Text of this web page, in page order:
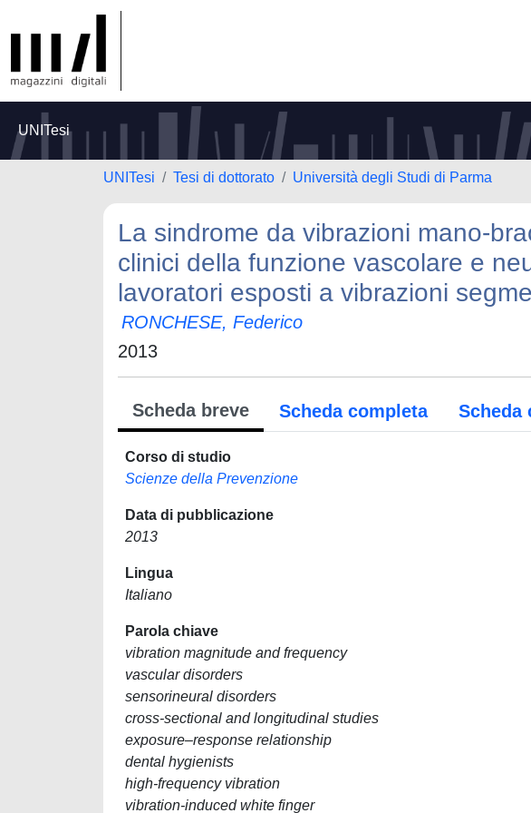
UNITesi
UNITesi Tesi di dottorato Università degli Studi di Parma
La sindrome da vibrazioni mano-
clinici della funzione vascolare e
lavoratori esposti a vibrazioni
RONCHESE, Federico
2013
Scheda breve Scheda completa Scheda
Corso di studio
Scienze della Prevenzione
Data di pubblicazione
2013
Lingua
Italiano
Parola chiave
vibration magnitude and frequency
vascular disorders
sensorineural disorders
cross-sectional and longitudinal studies
exposure–response relationship
dental hygienists
high-frequency vibration
vibration-induced white finger